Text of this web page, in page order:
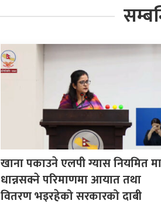
खाना पकाउने एलपी ग्यास नियमित
धान्नसक्ने परिमाणमा आयात तथा
वितरण भइरहेको सरकारको दाबी